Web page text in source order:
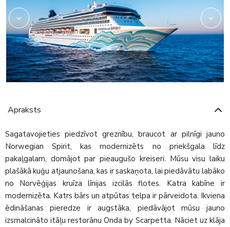
Apraksts
Sagatavojieties piedzīvot greznību, braucot ar pilnīgi jauno
Norwegian Spirit, kas modernizēts no priekšgala līdz
pakaļgalam, domājot par pieaugušo kreiseri. Mūsu visu laiku
plašākā kuģu atjaunošana, kas ir saskaņota, lai piedāvātu labāko
no Norvēģijas kruīza līnijas izcilās flotes. Katra kabīne ir
modernizēta. Katrs bārs un atpūtas telpa ir pārveidota. Ikviena
ēdināšanas pieredze ir augstāka, piedāvājot mūsu jauno
izsmalcināto itāļu restorānu Onda by Scarpetta. Nāciet uz klāja